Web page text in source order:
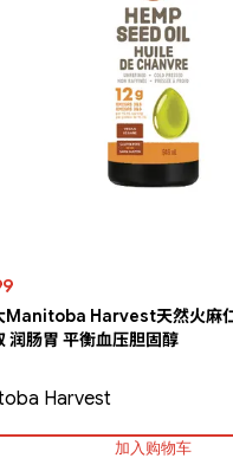
Manitoba Harvest天然火麻
润肠胃 平衡血压胆固醇
Harvest
加入购物车